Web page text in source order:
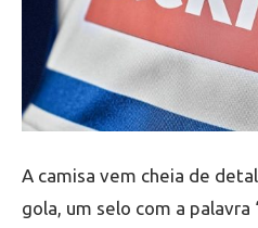
A camisa vem cheia de
gola, um selo com a palavra